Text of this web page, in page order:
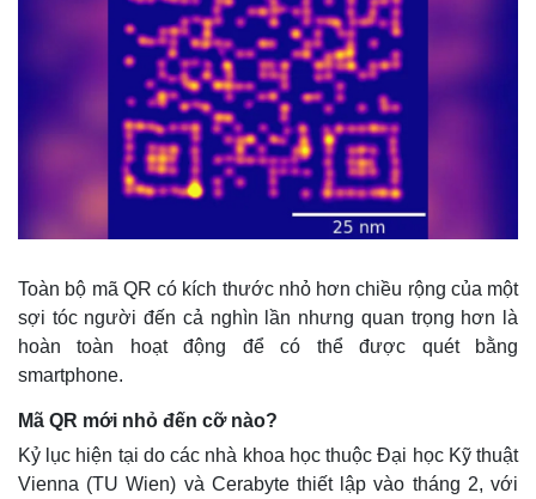
Toàn bộ mã QR có kích thước nhỏ hơn chiều rộng của một
sợi tóc người đến cả nghìn lần nhưng quan trọng hơn là
hoàn toàn hoạt động để có thể được quét bằng
smartphone.
Mã QR mới nhỏ đến cỡ nào?
Kỷ lục hiện tại do các nhà khoa học thuộc Đại học Kỹ thuật
Vienna (TU Wien) và Cerabyte thiết lập vào tháng 2, với